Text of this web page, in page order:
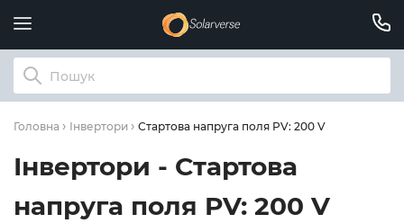
Головна Інвертори Стартова напруга поля PV: 200 V
Інвертори - Стартова
напруга поля PV: 200 V